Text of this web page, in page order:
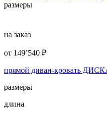
размеры
на заказ
от 149’540 ₽
прямой диван-кровать
размеры
длина